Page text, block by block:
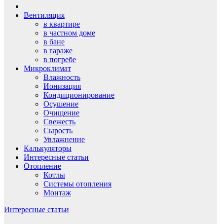
Вентиляция
в квартире
в частном доме
в бане
в гараже
в погребе
Микроклимат
Влажность
Ионизация
Кондиционирование
Осушение
Очищение
Свежесть
Сырость
Увлажнение
Калькуляторы
Интересные статьи
Отопление
Котлы
Системы отопления
Монтаж
Интересные статьи